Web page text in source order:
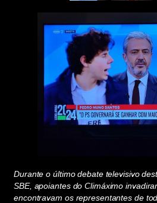
Durante o último debate televisivo
SBE, apoiantes do Climáximo
encontravam os representantes de